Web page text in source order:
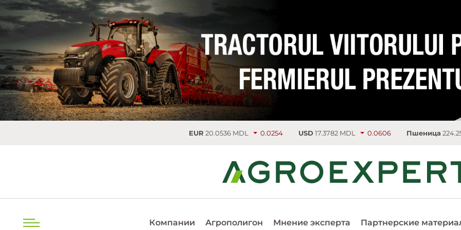
20.0536 MDL 0.0254 USD 17.3782 MDL 0.0606 Пшеница224.25 €/т 3.75
Компании Агрополигон Мнение эксперта Партнерские